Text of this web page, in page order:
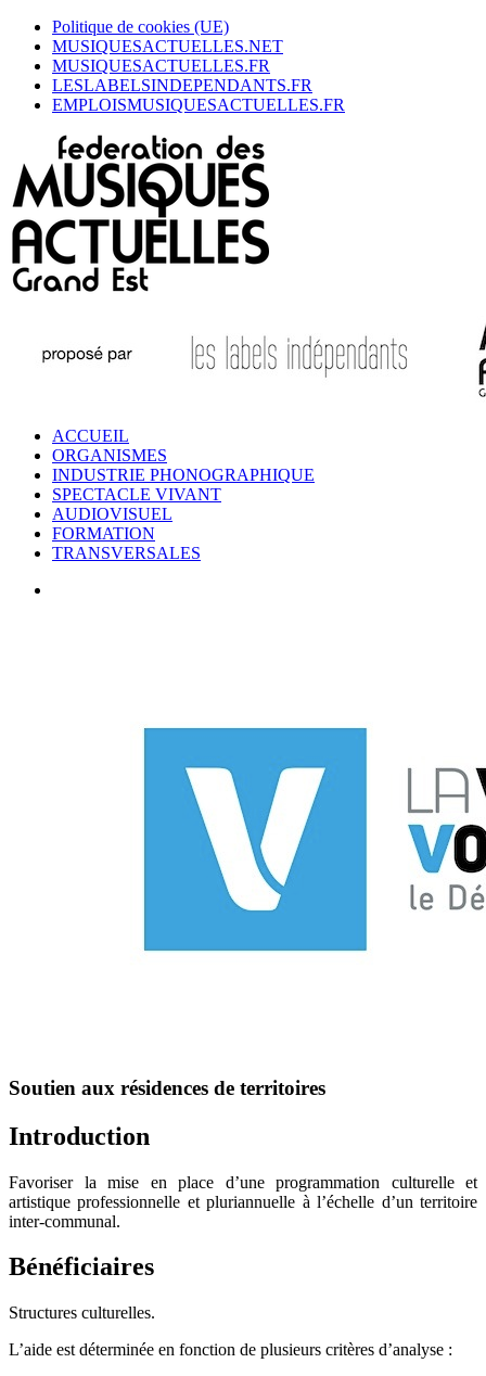
Politique de cookies (UE)
MUSIQUESACTUELLES.NET
MUSIQUESACTUELLES.FR
LESLABELSINDEPENDANTS.FR
EMPLOISMUSIQUESACTUELLES.FR
ACCUEIL
ORGANISMES
INDUSTRIE PHONOGRAPHIQUE
SPECTACLE VIVANT
AUDIOVISUEL
FORMATION
TRANSVERSALES
Soutien aux résidences de territoires
Introduction
Favoriser la mise en place d’une programmation culturelle et
artistique professionnelle et pluriannuelle à l’échelle d’un territoire
inter-communal.
Bénéficiaires
Structures culturelles.
L’aide est déterminée en fonction de plusieurs critères d’analyse :